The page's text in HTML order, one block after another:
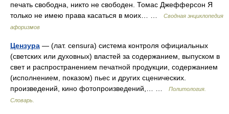
печать свободна, никто не свободен. Томас Джефферсон Я
только не имею права касаться в моих… …
Сводная энциклопедия
афоризмов
Цензура — (лат. censura) система контроля официальных
(светских или духовных) властей за содержанием, выпуском в
свет и распространением печатной продукции, содержанием
(исполнением, показом) пьес и других сценических.
произведений, кино фотопроизведений,… …
Политология.
Словарь.